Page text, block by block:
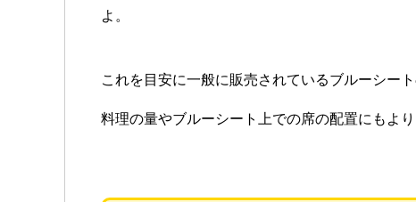
よ。
これを目安に一般に販売されているブルーシー
料理の量やブルーシート上での席の配置にもよ